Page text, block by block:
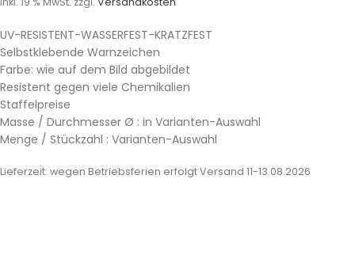
UV-RESISTENT-WASSERFEST-KRATZFEST
Selbstklebende Warnzeichen
Farbe: wie auf dem Bild abgebildet
Resistent gegen viele Chemikalien
Staffelpreise
Masse / Durchmesser Ø : in Varianten-Auswahl
Menge / Stückzahl : Varianten-Auswahl
Lieferzeit: wegen Betriebsferien erfolgt Versand 11-13.08.2026